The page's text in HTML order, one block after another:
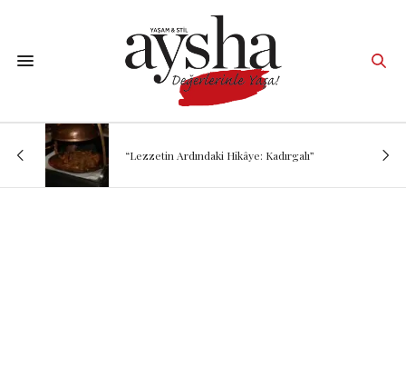
“Lezzetin Ardındaki Hikâye: Kadırgalı”